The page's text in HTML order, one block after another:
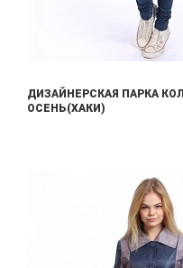
ДИЗАЙНЕРСКАЯ ПАРКА
ОСЕНЬ(ХАКИ)